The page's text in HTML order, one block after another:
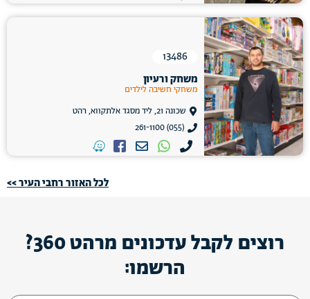
13486
משחק ורעיון
משחקי חשיבה לילדים
שכונה 21, ליד מסגד אלתקווא, רהט
(055) 261-1100
לכל האזור רחבי העיר >>
רוצים לקבל עדכונים מרהט 360?
הרשמו: